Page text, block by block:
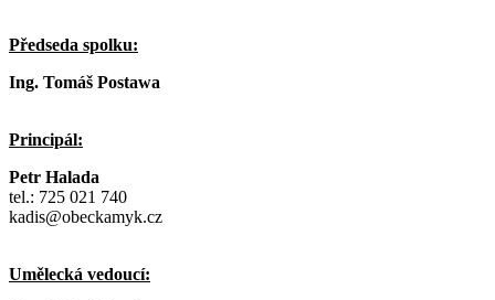
Předseda spolku:
Ing. Tomáš Postawa
Principál:
Petr Halada
tel.: 725 021 740
kadis@obeckamyk.cz
Umělecká vedoucí: